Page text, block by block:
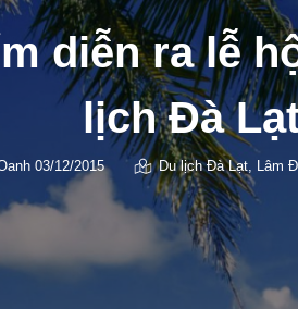
diễn ra lễ
lịch Đà
03/12/2015 Du lịch Đà Lạt, Lâm